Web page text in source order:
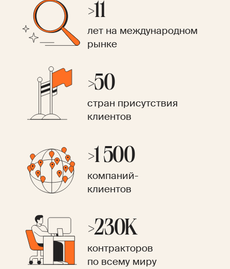
>11
лет на международном
рынке
>50
стран присутствия
клиентов
>1 500
компаний-
клиентов
>230K
контракторов
по всему миру